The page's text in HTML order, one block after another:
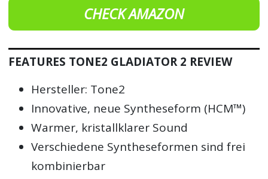
CHECK AMAZON
FEATURES TONE2 GLADIATOR 2 REVIEW
Hersteller: Tone2
Innovative, neue Syntheseform (HCM™)
Warmer, kristallklarer Sound
Verschiedene Syntheseformen sind frei
kombinierbar